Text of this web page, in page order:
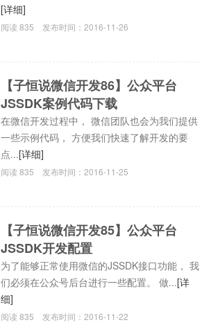
[详细]
阅读835 发布时间：2016-11-26
【子恒说微信开发86】公众平台
JSSDK案例代码下载
在微信开发过程中， 微信团队也会为我们提供
一些示例代码， 方便我们快速了解开发的要
点...[详细]
阅读835 发布时间：2016-11-25
【子恒说微信开发85】公众平台
JSSDK开发配置
为了能够正常使用微信的JSSDK接口功能， 我
们必须在公众号后台进行一些配置。 做...[详
细]
阅读835 发布时间：2016-11-22